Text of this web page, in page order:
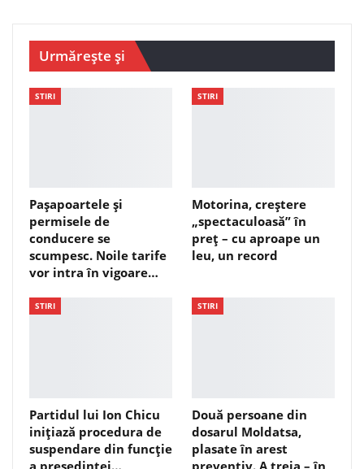
Urmărește și
STIRI
Pașapoartele și
permisele de
conducere se
scumpesc. Noile tarife
vor intra în vigoare…
STIRI
Motorina, creștere
„spectaculoasă” în
preț – cu aproape un
leu, un record
STIRI
Partidul lui Ion Chicu
inițiază procedura de
suspendare din funcție
a președintei…
STIRI
Două persoane din
dosarul Moldatsa,
plasate în arest
preventiv. A treia – în